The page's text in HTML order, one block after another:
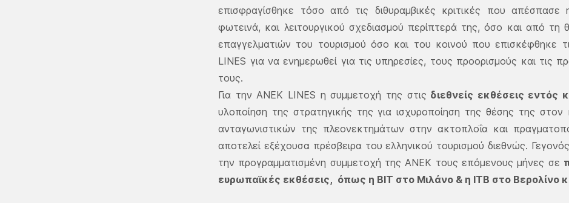
επισφραγίσθηκε τόσο από τις διθυραμβικές κριτικές που απέσπασε
φωτεινά, και λειτουργικού σχεδιασμού περίπτερά της, όσο και από
επαγγελματιών του τουρισμού όσο και του κοινού που επισκέφθηκε
LINES για να ενημερωθεί για τις υπηρεσίες, τους προορισμούς και τις
τους.
Για την ΑΝΕΚ LINES η συμμετοχή της στις διεθνείς εκθέσεις εντός
υλοποίηση της στρατηγικής της για ισχυροποίηση της θέσης της
ανταγωνιστικών της πλεονεκτημάτων στην ακτοπλοΐα και
αποτελεί εξέχουσα πρέσβειρα του ελληνικού τουρισμού διεθνώς.
την προγραμματισμένη συμμετοχή της ΑΝΕΚ τους επόμενους μήνες σε
ευρωπαϊκές εκθέσεις, όπως η ΒΙΤ στο Μιλάνο & η ΙΤΒ στο Βερολίνο